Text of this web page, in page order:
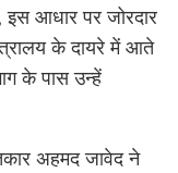
आधार पर जोरदार
के दायरे में आते
के पास उन्हें
अहमद जावेद ने